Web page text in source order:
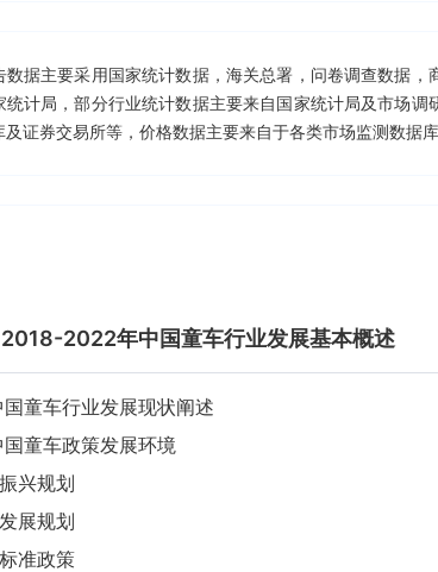
数据主要采用国家统计数据，海关总署，问卷调查数据
统计局，部分行业统计数据主要来自国家统计局及市场
证券交易所等，价格数据主要来自于各类市场监测数据库
2018-2022年中国童车行业发展基本概述
童车行业发展现状阐述
童车政策发展环境
兴规划
展规划
准政策